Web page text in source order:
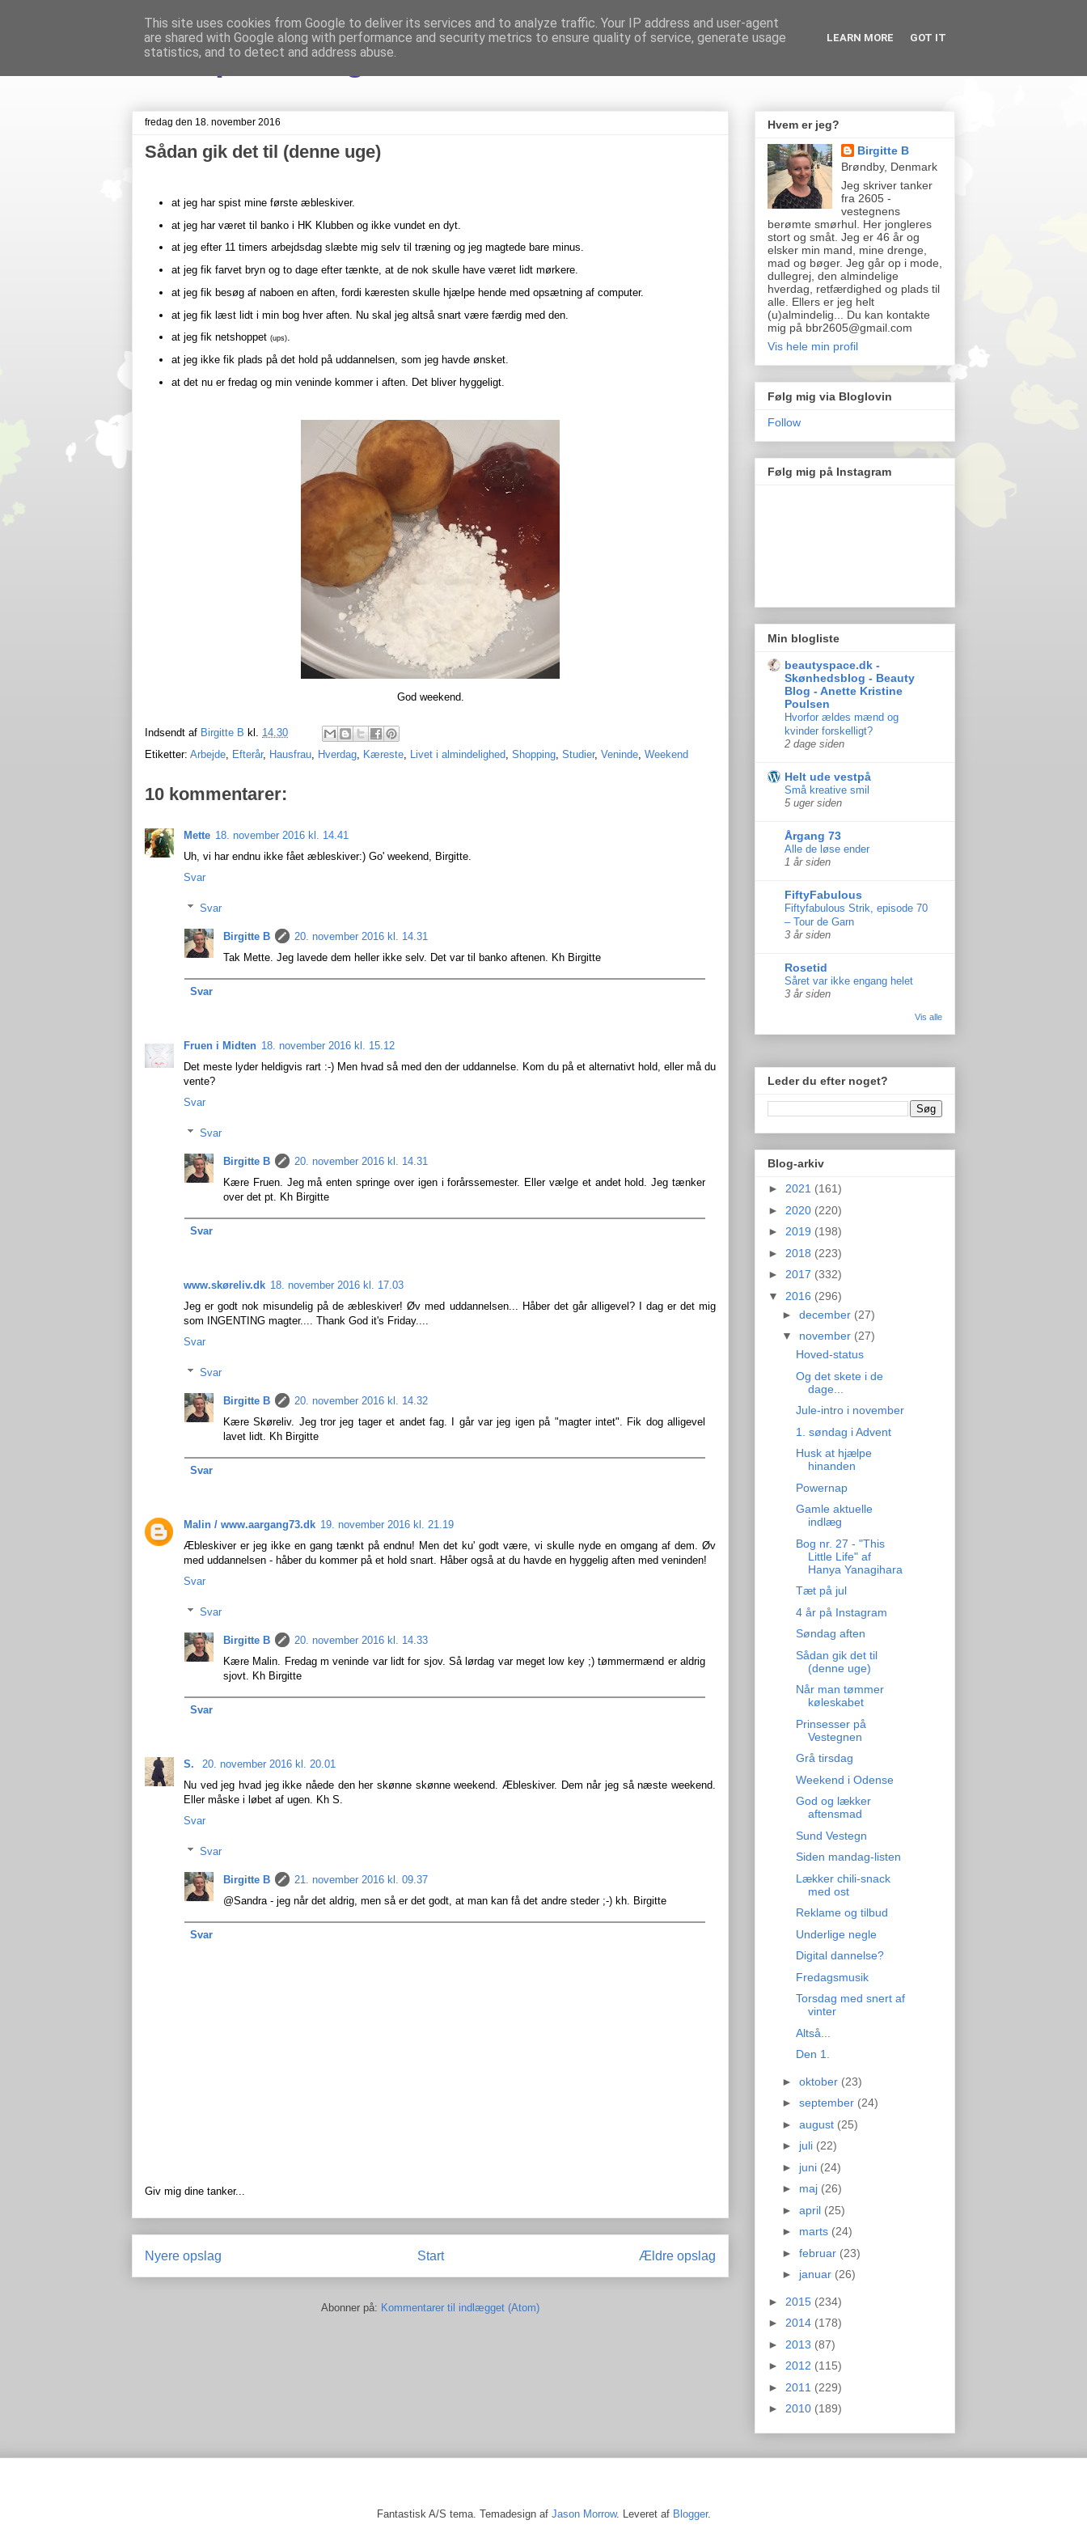
Livet på Vestegnen
fredag den 18. november 2016
Sådan gik det til (denne uge)
at jeg har spist mine første æbleskiver.
at jeg har været til banko i HK Klubben og ikke vundet en dyt.
at jeg efter 11 timers arbejdsdag slæbte mig selv til træning og jeg magtede bare minus.
at jeg fik farvet bryn og to dage efter tænkte, at de nok skulle have været lidt mørkere.
at jeg fik besøg af naboen en aften, fordi kæresten skulle hjælpe hende med opsætning af computer.
at jeg fik læst lidt i min bog hver aften. Nu skal jeg altså snart være færdig med den.
at jeg fik netshoppet (ups).
at jeg ikke fik plads på det hold på uddannelsen, som jeg havde ønsket.
at det nu er fredag og min veninde kommer i aften. Det bliver hyggeligt.
God weekend.
Indsendt af Birgitte B kl. 14.30
Etiketter: Arbejde Efterår, Hausfrau Hverdag Kæreste Livet i almindelighed Shopping Studier, Veninde Weekend
10 kommentarer:
Mette 18. november 2016 kl. 14.41
Uh, vi har endnu ikke fået æbleskiver:) Go' weekend, Birgitte.
Svar
Svar
Birgitte B
20. november 2016 kl. 14.31
Tak Mette. Jeg lavede dem heller ikke selv. Det var til banko aftenen. Kh Birgitte
Svar
Fruen i Midten 18. november 2016 kl. 15.12
Det meste lyder heldigvis rart :-) Men hvad så med den der uddannelse. Kom du på et alternativt hold, eller må du
vente?
Svar
Svar
Birgitte B
20. november 2016 kl. 14.31
Kære Fruen. Jeg må enten springe over igen i forårssemester. Eller vælge et andet hold. Jeg tænker
over det pt. Kh Birgitte
Svar
www.skøreliv.dk 18. november 2016 kl. 17.03
Jeg er godt nok misundelig på de æbleskiver! Øv med uddannelsen... Håber det går alligevel? I dag er det mig
som INGENTING magter.... Thank God it's Friday....
Svar
Svar
Birgitte B
20. november 2016 kl. 14.32
Kære Skøreliv. Jeg tror jeg tager et andet fag. I går var jeg igen på "magter intet". Fik dog alligevel
lavet lidt. Kh Birgitte
Svar
Malin / www.aargang73.dk 19. november 2016 kl. 21.19
Æbleskiver er jeg ikke en gang tænkt på endnu! Men det ku' godt være, vi skulle nyde en omgang af dem. Øv
med uddannelsen - håber du kommer på et hold snart. Håber også at du havde en hyggelig aften med veninden!
Svar
Svar
Birgitte B
20. november 2016 kl. 14.33
Kære Malin. Fredag m veninde var lidt for sjov. Så lørdag var meget low key ;) tømmermænd er aldrig
sjovt. Kh Birgitte
Svar
S.
20. november 2016 kl. 20.01
Nu ved jeg hvad jeg ikke nåede den her skønne skønne weekend. Æbleskiver. Dem når jeg så næste weekend.
Eller måske i løbet af ugen. Kh S.
Svar
Svar
Birgitte B
21. november 2016 kl. 09.37
@Sandra - jeg når det aldrig, men så er det godt, at man kan få det andre steder ;-) kh. Birgitte
Svar
Giv mig dine tanker...
Nyere opslag Ældre opslag
Start
Abonner på: Kommentarer til indlægget (Atom)
Hvem er jeg?
Birgitte B
Brøndby, Denmark
Jeg skriver tanker
fra 2605 -
vestegnens
berømte smørhul. Her jongleres
stort og småt. Jeg er 46 år og
elsker min mand, mine drenge,
mad og bøger. Jeg går op i mode,
dullegrej, den almindelige
hverdag, retfærdighed og plads til
alle. Ellers er jeg helt
(u)almindelig... Du kan kontakte
mig på bbr2605@gmail.com
Vis hele min profil
Følg mig via Bloglovin
Follow
Følg mig på Instagram
Min blogliste
beautyspace.dk -
Skønhedsblog - Beauty
Blog - Anette Kristine
Poulsen
Hvorfor ældes mænd og
kvinder forskelligt?
2 dage siden
Helt ude vestpå
Små kreative smil
5 uger siden
Årgang 73
Alle de løse ender
1 år siden
FiftyFabulous
Fiftyfabulous Strik, episode 70
– Tour de Garn
3 år siden
Rosetid
Såret var ikke engang helet
3 år siden
Vis alle
Leder du efter noget?
Blog-arkiv
► 2021 (161)
► 2020 (220)
► 2019 (198)
► 2018 (223)
► 2017 (332)
▼ 2016 (296)
► december (27)
▼ november (27)
Hoved-status
Og det skete i de
dage...
Jule-intro i november
1. søndag i Advent
Husk at hjælpe
hinanden
Powernap
Gamle aktuelle
indlæg
Bog nr. 27 - "This
Little Life" af
Hanya Yanagihara
Tæt på jul
4 år på Instagram
Søndag aften
Sådan gik det til
(denne uge)
Når man tømmer
køleskabet
Prinsesser på
Vestegnen
Grå tirsdag
Weekend i Odense
God og lækker
aftensmad
Sund Vestegn
Siden mandag-listen
Lækker chili-snack
med ost
Reklame og tilbud
Underlige negle
Digital dannelse?
Fredagsmusik
Torsdag med snert af
vinter
Altså...
Den 1.
► oktober (23)
► september (24)
► august (25)
► juli (22)
► juni (24)
► maj (26)
► april (25)
► marts (24)
► februar (23)
► januar (26)
► 2015 (234)
► 2014 (178)
► 2013 (87)
► 2012 (115)
► 2011 (229)
► 2010 (189)
Fantastisk A/S tema. Temadesign af Jason Morrow. Leveret af Blogger.
This site uses cookies from Google to deliver its services and to analyze traffic. Your IP address and user-agent
are shared with Google along with performance and security metrics to ensure quality of service, generate usage
statistics, and to detect and address abuse.
LEARN MORE GOT IT